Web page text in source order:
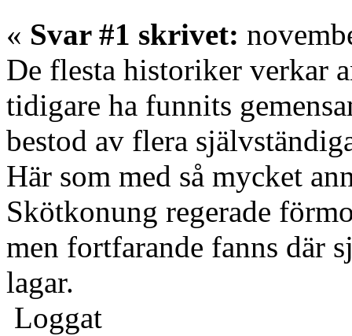
« Svar #1 skrivet:
De flesta historiker verkar
tidigare ha funnits
bestod av flera
Här som med så mycket
Skötkonung regerade
men fortfarande fanns där
lagar.
Loggat